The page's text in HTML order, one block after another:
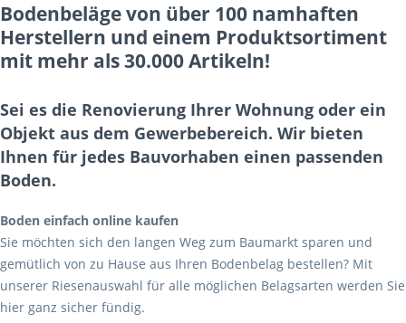
Bodenbeläge von über 100 namhaften
Herstellern und einem Produktsortiment
mit mehr als 30.000 Artikeln!
Sei es die Renovierung Ihrer Wohnung oder ein
Objekt aus dem Gewerbebereich. Wir bieten
Ihnen für jedes Bauvorhaben einen passenden
Boden.
Boden einfach online kaufen
Sie möchten sich den langen Weg zum Baumarkt sparen und
gemütlich von zu Hause aus Ihren Bodenbelag bestellen? Mit
unserer Riesenauswahl für alle möglichen Belagsarten werden Sie
hier ganz sicher fündig.